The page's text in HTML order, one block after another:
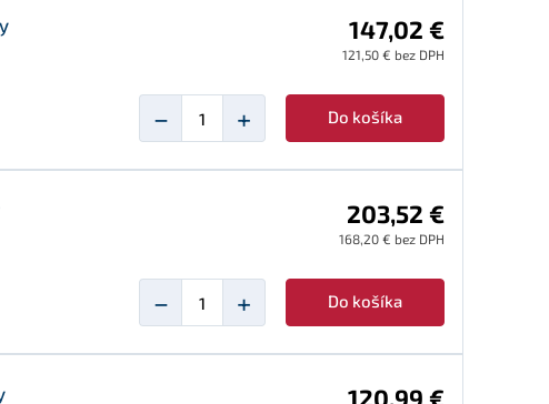
147,02 €
121,50 € bez DPH
− + Do košíka
203,52 €
168,20 € bez DPH
− + Do košíka
120,99 €